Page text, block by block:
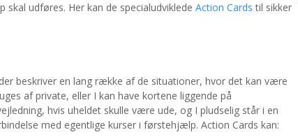
udføres. Her kan de specialudviklede Action Cards til sikker
beskriver en lang række af de situationer, hvor det kan være
af private, eller I kan have kortene liggende på
hvis uheldet skulle være ude, og I pludselig står i en
med egentlige kurser i førstehjælp. Action Cards kan: